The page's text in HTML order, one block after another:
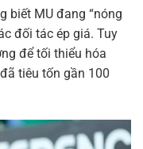
biết MU đang “nóng
đối tác ép giá. Tuy
để tối thiểu hóa
tiêu tốn gần 100